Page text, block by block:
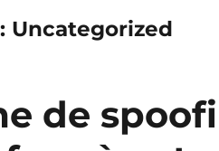
Uncategorized
de